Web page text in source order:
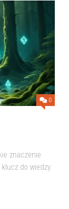
0
znaczenie
do wiedzy.